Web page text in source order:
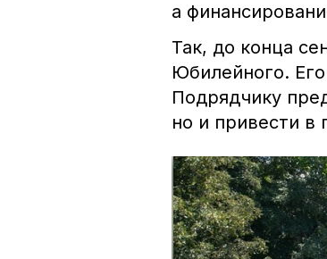
а
Так, до конца
Юбилейного.
Подрядчику
но и привести в